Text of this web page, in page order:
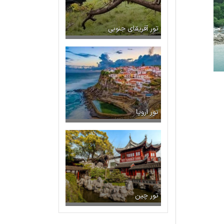
تور آفریقای جنوبی
تور اروپا
تور چین